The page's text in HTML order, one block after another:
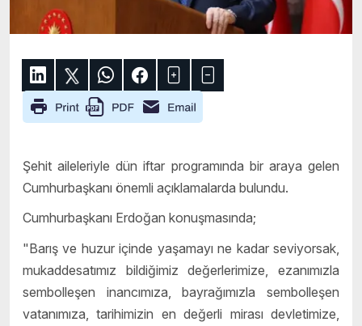
Şehit aileleriyle dün iftar programında bir araya gelen
Cumhurbaşkanı önemli açıklamalarda bulundu.
Cumhurbaşkanı Erdoğan konuşmasında;
"Barış ve huzur içinde yaşamayı ne kadar seviyorsak,
mukaddesatımız bildiğimiz değerlerimize, ezanımızla
sembolleşen inancımıza, bayrağımızla sembolleşen
vatanımıza, tarihimizin en değerli mirası devletimize,